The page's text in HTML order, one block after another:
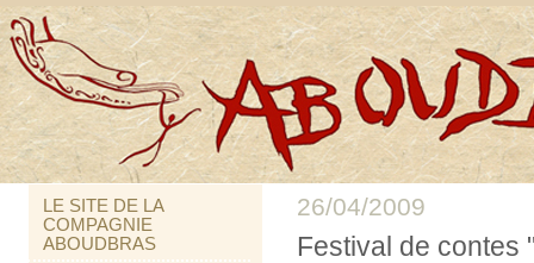
LE SITE DE LA
COMPAGNIE
ABOUDBRAS
26/04/2009
Festival de contes